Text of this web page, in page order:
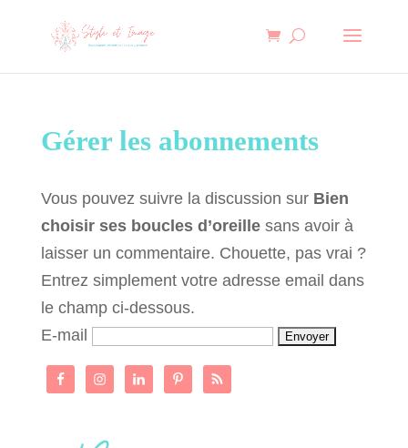
Gérer les abonnements
Vous pouvez suivre la discussion sur Bien
choisir ses boucles d’oreillesans avoir à
laisser un commentaire. Chouette, pas vrai ?
Entrez simplement votre adresse email dans
le champ ci-dessous.
E-mail